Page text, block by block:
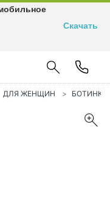
ДЛЯ ЖЕНЩИН БОТИНКИ
Скачать